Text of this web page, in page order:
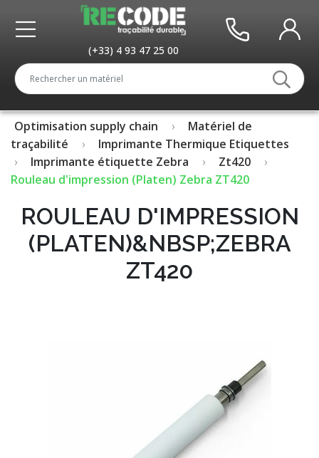
(+33) 4 93 47 25 00
Optimisation supply chain
Matériel de
traçabilité
Imprimante Thermique Etiquettes
Imprimante étiquette Zebra
Zt420
Rouleau d'impression (Platen) Zebra ZT420
ROULEAU D'IMPRESSION
(PLATEN)&NBSP;ZEBRA
ZT420